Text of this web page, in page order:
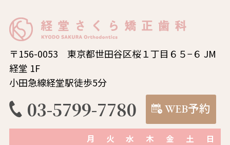
〒156-0053 東京都世田谷区桜１丁目６５−６ JM
経堂 1F
小田急線経堂駅徒歩5分
03-5799-7780 WEB予約
月 火 水 木 金 土
日